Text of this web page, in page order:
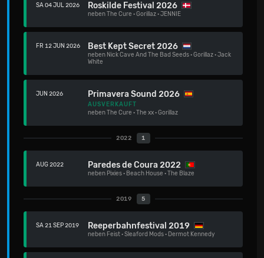
SA 04 JUL 2026 Roskilde Festival 2026
nebenThe Cure ·Gorillaz·JENNIE
FR 12 JUN 2026 Best Kept Secret 2026
neben Nick Cave And The Bad Seeds·Gorillaz·Jack
White
JUN 2026 Primavera Sound 2026
AUSVERKAUFT
nebenThe Cure ·The xx·Gorillaz
2022 1
AUG 2022 Paredes de Coura 2022
neben Pixies· Beach House ·The Blaze
2019 5
SA 21 SEP 2019 Reeperbahnfestival 2019
neben Feist·Sleaford Mods· Dermot Kennedy